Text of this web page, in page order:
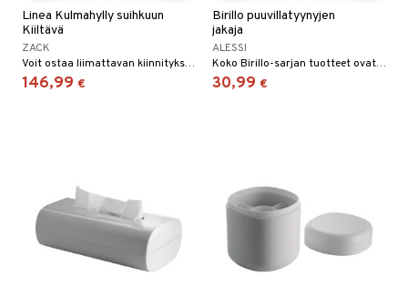
Linea Kulmahylly suihkuun
Kiiltävä
ZACK
Voit ostaa liimattavan kiinnityksen, jos haluat välttää reikiä seinissä.
146,99 €
Birillo puuvillatyynyjen
jakaja
ALESSI
Koko Birillo-sarjan tuotteet ovat minimaalisia ja tarpeellisia neliskulmaisen muotonsa ja pyöristettyjen reunojen vuoksi.
30,99 €